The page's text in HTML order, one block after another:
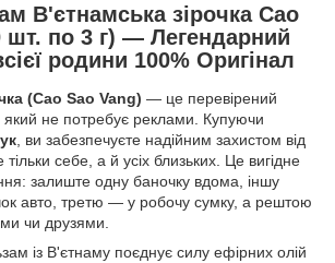
В'єтнамська зірочка Cao
шт. по 3 г) — Легендарний
родини 100% Оригінал
(Cao Sao Vang) — це перевірений
який не потребує реклами. Купуючи
, ви забезпечуєте надійним захистом від
себе, а й усіх близьких. Це вигідне
залиште одну баночку вдома, іншу
авто, третю — у робочу сумку, а рештою
чи друзями.
із В'єтнаму поєднує силу ефірних олій